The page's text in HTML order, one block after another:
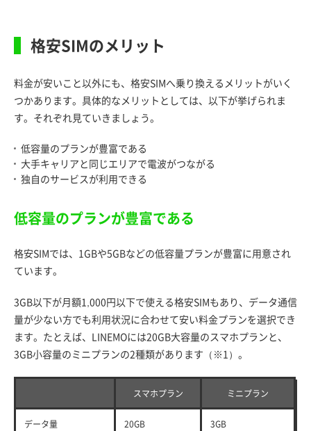
格安SIMのメリット
料金が安いこと以外にも、格安SIMへ乗り換えるメリットがいく
つかあります。具体的なメリットとしては、以下が挙げられま
す。それぞれ見ていきましょう。
低容量のプランが豊富である
大手キャリアと同じエリアで電波がつながる
独自のサービスが利用できる
低容量のプランが豊富である
格安SIMでは、1GBや5GBなどの低容量プランが豊富に用意され
ています。
3GB以下が月額1,000円以下で使える格安SIMもあり、データ通信
量が少ない方でも利用状況に合わせて安い料金プランを選択でき
ます。たとえば、LINEMOには20GB大容量のスマホプランと、
3GB小容量のミニプランの2種類があります（※1）。
スマホプラン ミニプラン
データ量 20GB 3GB